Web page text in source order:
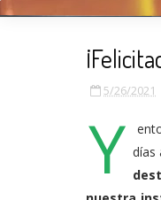
5/26/2021
Y días